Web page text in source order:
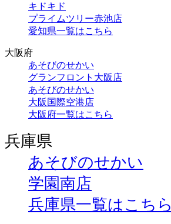
キドキド
プライムツリー赤池店
愛知県一覧はこちら
大阪府
あそびのせかい
グランフロント大阪店
あそびのせかい
大阪国際空港店
大阪府一覧はこちら
兵庫県
あそびのせかい
学園南店
兵庫県一覧はこちら